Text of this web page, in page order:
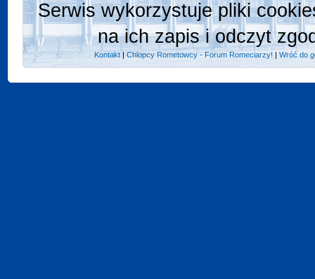
Serwis wykorzystuje pliki
na ich zapis i odczyt
Kontakt |Chlopcy Rometowcy - Forum Romeciarzy! |Wróć do